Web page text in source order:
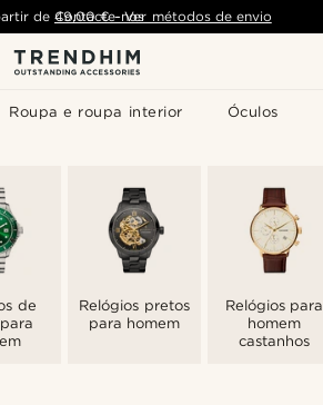
Roupa e roupa interior Óculos
de 49,00 € - Ver métodos de envio
Contacte-nos
de
Relógios pretos
para homem
Relógios para
homem
castanhos